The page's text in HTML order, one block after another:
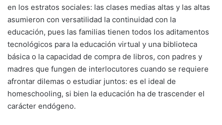
en los estratos sociales: las clases medias altas y las altas
asumieron con versatilidad la continuidad con la
educación, pues las familias tienen todos los aditamentos
tecnológicos para la educación virtual y una biblioteca
básica o la capacidad de compra de libros, con padres y
madres que fungen de interlocutores cuando se requiere
afrontar dilemas o estudiar juntos: es el ideal de
homeschooling, si bien la educación ha de trascender el
carácter endógeno.